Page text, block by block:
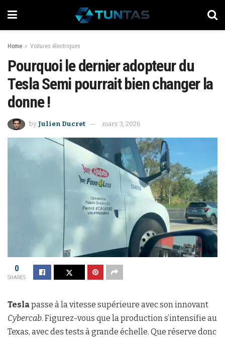
Home Voitures électriques
Pourquoi le dernier adopteur du
Tesla Semi pourrait bien changer la
donne‍ !
by Julien Ducret mars 3, 2026
0
SHARES
Teslapasse à la vitesse supérieure avec son innovant
Cybercab. Figurez-vous que la production s’intensifie au
Texas, avec des tests à grande échelle. Que réserve donc